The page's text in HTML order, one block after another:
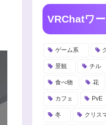
VRChatワ
ゲーム系
景観 チル
食べ物 花
カフェ PvE
冬 クリス